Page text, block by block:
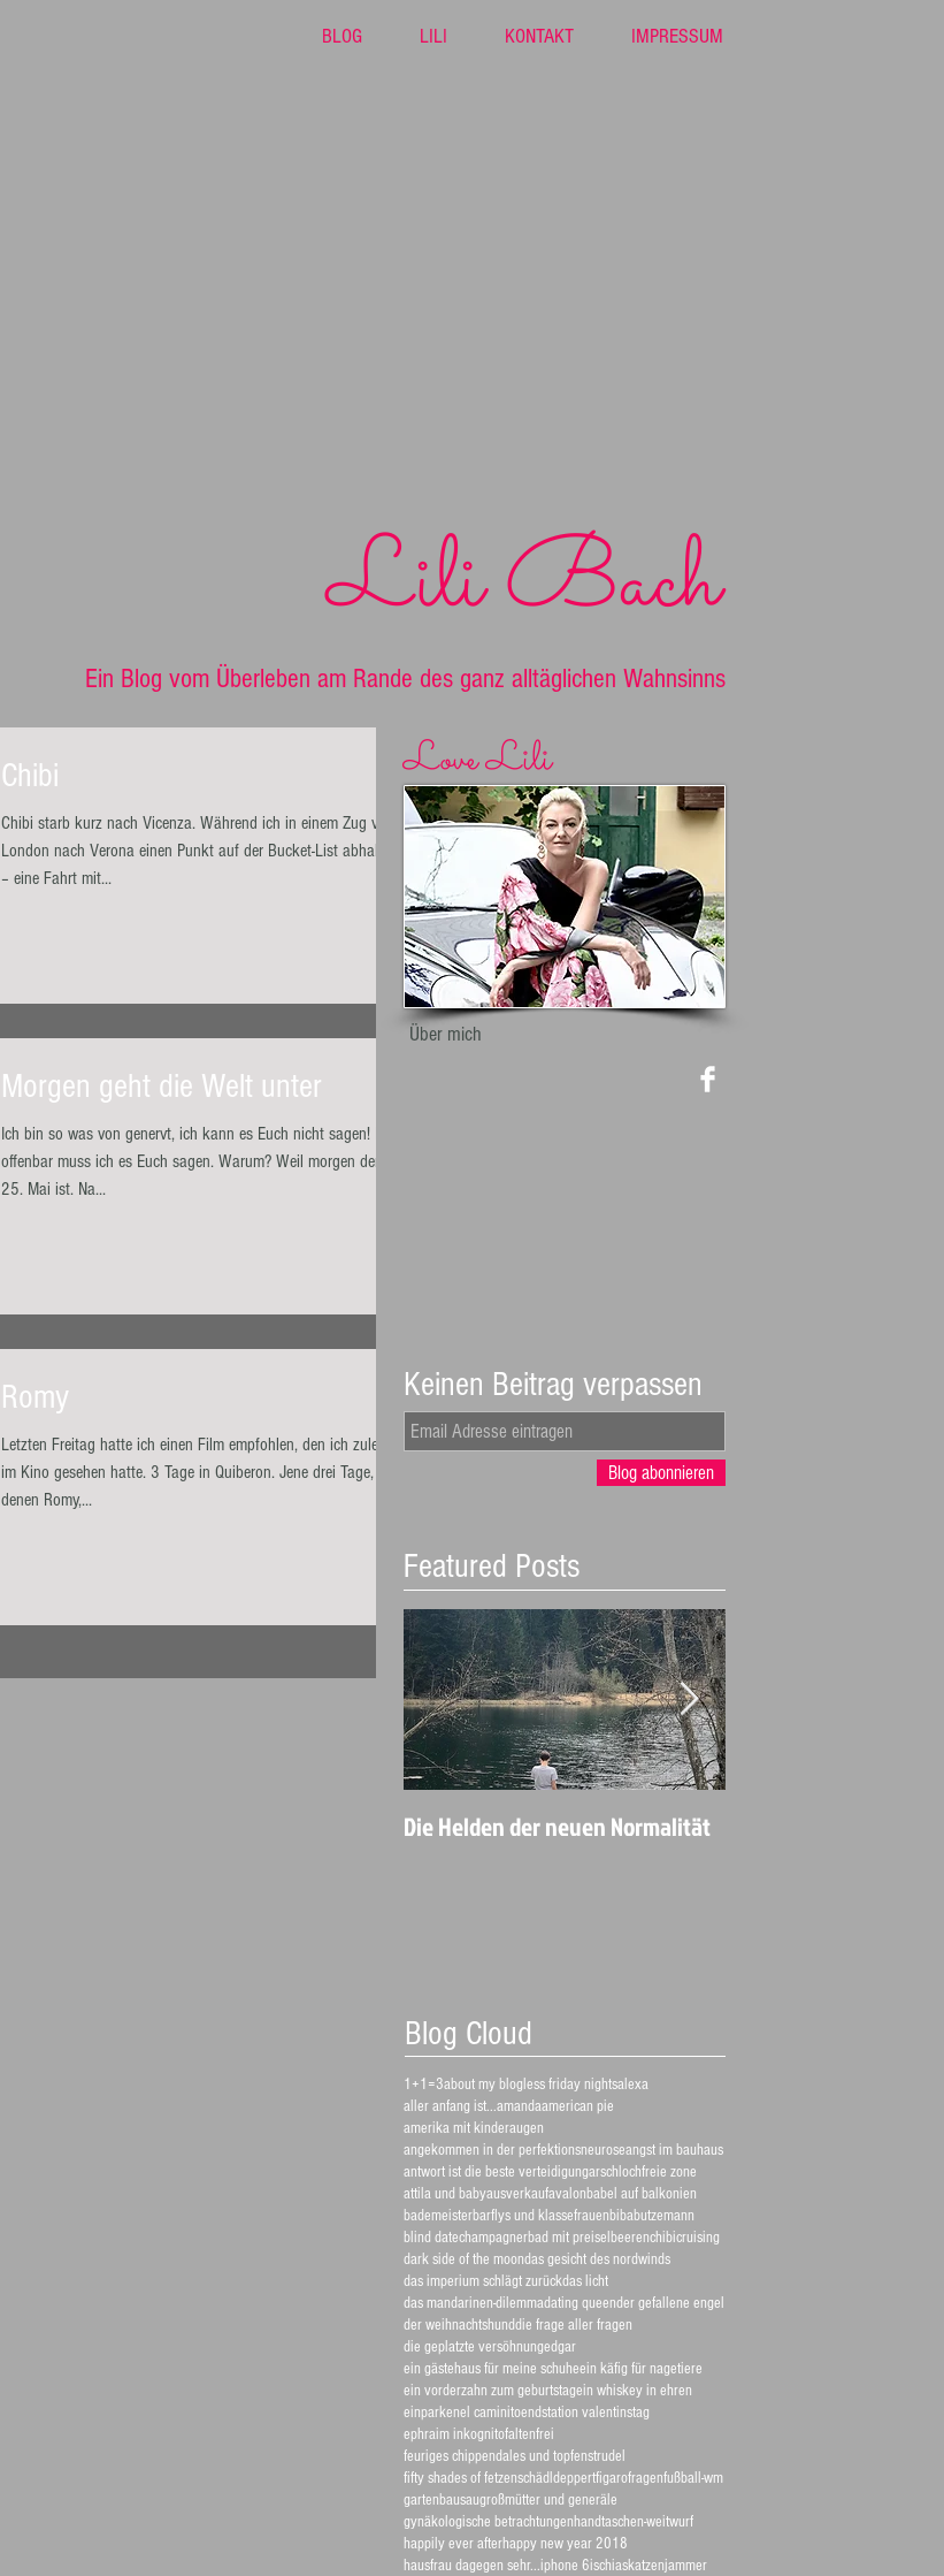
BLOG LILI KONTAKT IMPRESSUM
Chibi
Chibi starb kurz nach Vicenza. Während ich in einem Zug von
London nach Verona einen Punkt auf der Bucket-List abhakte
– eine Fahrt mit...
Morgen geht die Welt unter
Ich bin so was von genervt, ich kann es Euch nicht sagen! Nur
offenbar muss ich es Euch sagen. Warum? Weil morgen der
25. Mai ist. Na...
Romy
Letzten Freitag hatte ich einen Film empfohlen, den ich zuletzt
im Kino gesehen hatte. 3 Tage in Quiberon. Jene drei Tage, in
denen Romy,...
Love Lili
Über mich
Keinen Beitrag verpassen
Blog abonnieren
Featured Posts
Die Helden der neuen Normalität
Blog Cloud
1+1=3about my blogless friday nightsalexa
aller anfang ist...amandaamerican pie
amerika mit kinderaugen
angekommen in der perfektionsneuroseangst im bauhaus
antwort ist die beste verteidigungarschlochfreie zone
attila und babyausverkaufavalonbabel auf balkonien
bademeisterbarflys und klassefrauenbibabutzemann
blind datechampagnerbad mit preiselbeerenchibicruising
dark side of the moondas gesicht des nordwinds
das imperium schlägt zurückdas licht
das mandarinen-dilemmadating queender gefallene engel
der weihnachtshunddie frage aller fragen
die geplatzte versöhnungedgar
ein gästehaus für meine schuheein käfig für nagetiere
ein vorderzahn zum geburtstagein whiskey in ehren
einparkenel caminitoendstation valentinstag
ephraim inkognitofaltenfrei
feuriges chippendales und topfenstrudel
fifty shades of fetzenschädldeppertfigarofragenfußball-wm
gartenbausaugroßmütter und generäle
gynäkologische betrachtungenhandtaschen-weitwurf
happily ever afterhappy new year 2018
hausfrau dagegen sehr...iphone 6ischiaskatzenjammer
Lili Bach
Ein Blog vom Überleben am Rande des ganz alltäglichen Wahnsinns